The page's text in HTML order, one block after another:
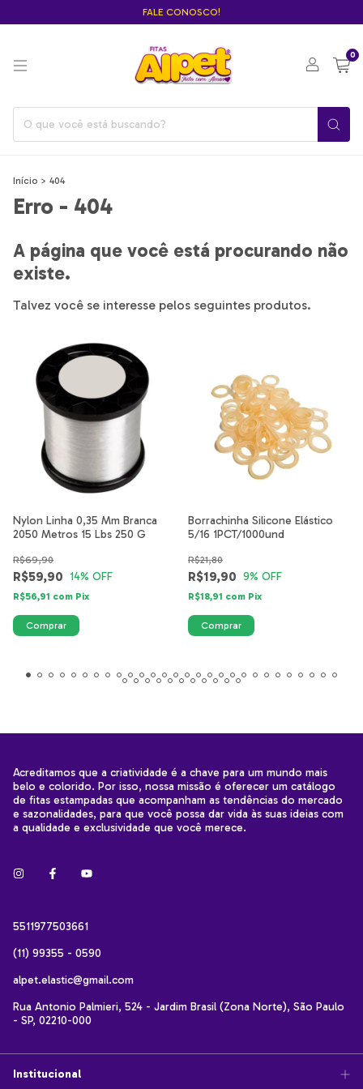
FALE CONOSCO!
0
Início > 404
Erro - 404
A página que você está procurando não
existe.
Talvez você se interesse pelos seguintes produtos.
Nylon Linha 0,35 Mm Branca
2050 Metros 15 Lbs 250 G
R$59,90
R$69,90
14% OFF
R$56,91 com Pix
Borrachinha Silicone Elástico
5/16 1PCT/1000und
R$19,90
R$21,80
9% OFF
R$18,91 com Pix
Acreditamos que a criatividade é a chave para um mundo mais
belo e colorido. Por isso, nossa missão é oferecer um catálogo
de fitas estampadas que acompanham as tendências do mercado
e sazonalidades, para que você possa dar vida às suas ideias com
a qualidade e exclusividade que você merece.
5511977503661
(11) 99355 - 0590
alpet.elastic@gmail.com
Rua Antonio Palmieri, 524 - Jardim Brasil (Zona Norte), São Paulo
- SP, 02210-000
Institucional